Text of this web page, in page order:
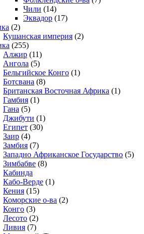
Чили (14)
Эквадор (17)
(2)
Кушанская империя (2)
(255)
Алжир (11)
Ангола (5)
Бельгийское Конго (1)
Ботсвана (8)
Британская Восточная Африка (1)
Гамбия (1)
Гана (5)
Джибути (1)
Египет (30)
Заир (4)
Замбия (7)
Западно Африканское Государство (5)
Зимбабве (8)
Кабинда
Кабо-Верде (1)
Кения (15)
Коморские о-ва (2)
Конго (3)
Лесото (2)
Ливия (7)